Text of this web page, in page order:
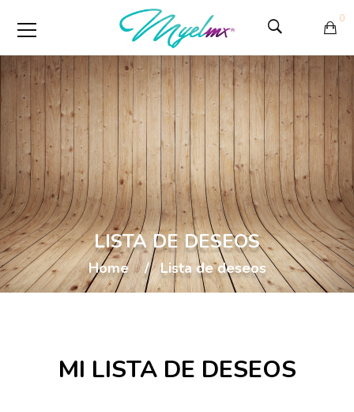
0
LISTA DE DESEOS
Home Lista de deseos
MI LISTA DE DESEOS